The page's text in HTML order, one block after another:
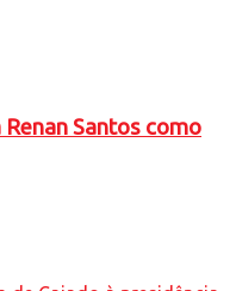
Santos como